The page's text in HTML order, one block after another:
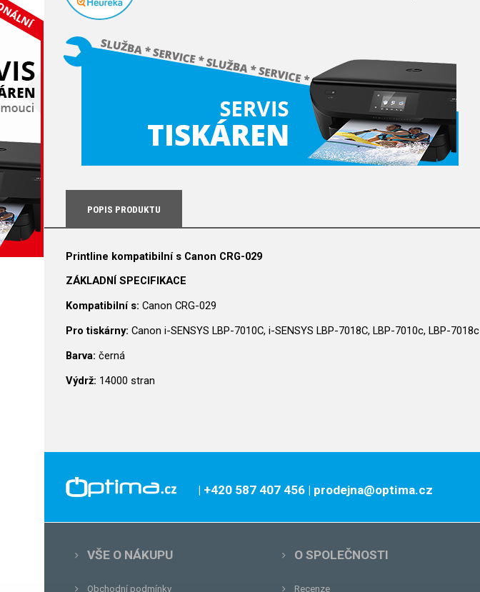
POPIS PRODUKTU
Printline kompatibilní s Canon CRG-029
ZÁKLADNÍ SPECIFIKACE
Kompatibilní s: Canon CRG-029
Pro tiskárny: Canon i-SENSYS LBP-7010C, i-SENSYS LBP-7018C, LBP-7010c, LBP-7018c
Barva: černá
Výdrž: 14000 stran
| +420 587 407 456 | prodejna@optima.cz
VŠE O NÁKUPU
Obchodní podmínky
O SPOLEČNOSTI
Recenze